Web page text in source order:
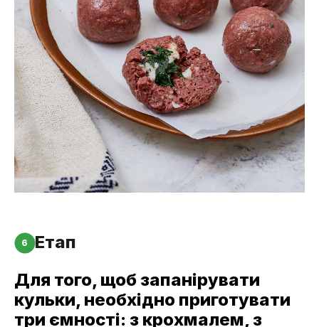
6
Етап
Для того, щоб запанірувати
кульки, необхідно приготувати
три ємності: з крохмалем, з